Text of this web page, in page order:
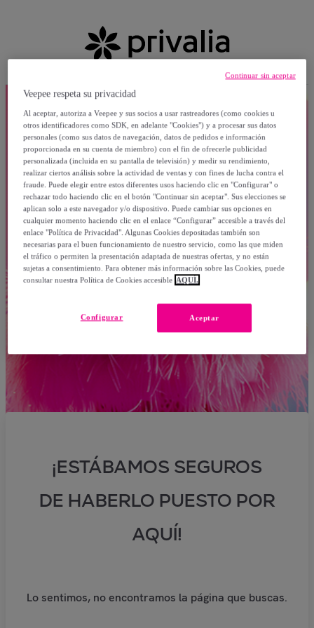
¡ESTÁBAMOS SEGUROS
DE HABERLO PUESTO POR
AQUÍ!
Lo sentimos, no encontramos la página que buscas.
Veepee respeta su privacidad
Al aceptar, autoriza a Veepee y sus socios a usar rastreadores (como cookies u
otros identificadores como SDK, en adelante "Cookies") y a procesar sus datos
personales (como sus datos de navegación, datos de pedidos e información
proporcionada en su cuenta de miembro) con el fin de ofrecerle publicidad
personalizada (incluida en su pantalla de televisión) y medir su rendimiento,
realizar ciertos análisis sobre la actividad de ventas y con fines de lucha contra el
fraude. Puede elegir entre estos diferentes usos haciendo clic en "Configurar" o
rechazar todo haciendo clic en el botón "Continuar sin aceptar". Sus elecciones se
aplican solo a este navegador y/o dispositivo. Puede cambiar sus opciones en
cualquier momento haciendo clic en el enlace “Configurar” accesible a través del
enlace "Política de Privacidad". Algunas Cookies depositadas también son
necesarias para el buen funcionamiento de nuestro servicio, como las que miden
el tráfico o permiten la presentación adaptada de nuestras ofertas, y no están
sujetas a consentimiento. Para obtener más información sobre las Cookies, puede
consultar nuestra Política de Cookies accesible AQUÍ.
Aceptar
Configurar
Continuar sin aceptar